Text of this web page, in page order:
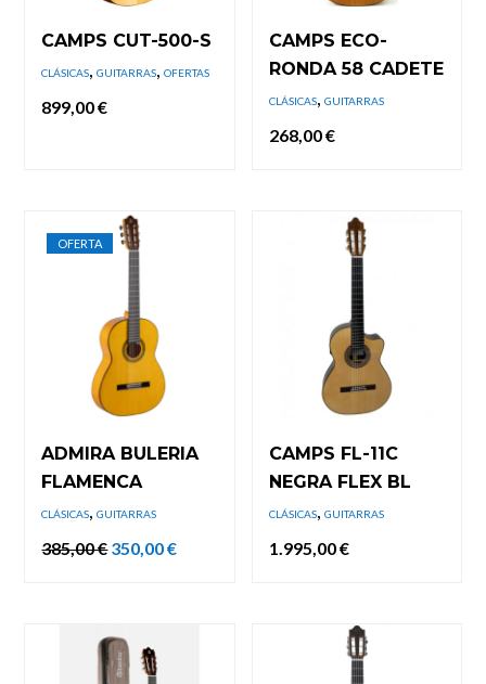
CAMPS CUT-500-S
CLÁSICAS,GUITARRAS,OFERTAS
899,00€
CAMPS ECO-
RONDA 58 CADETE
CLÁSICAS, GUITARRAS
268,00€
OFERTA
ADMIRA BULERIA
FLAMENCA
CLÁSICAS,GUITARRAS
385,00€El
precio
350,00€El
CAMPS FL-11C
NEGRA FLEX BL
CLÁSICAS, GUITARRAS
1.995,00€